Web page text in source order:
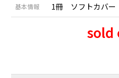
基本情報 1冊 ソフトカバ
sold